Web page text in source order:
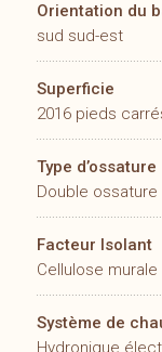
Orientation du
sud sud-est
Superficie
2016 pieds
Type d’ossature
Double
Facteur Isolant
Cellulose murale
Système de
Hydronique